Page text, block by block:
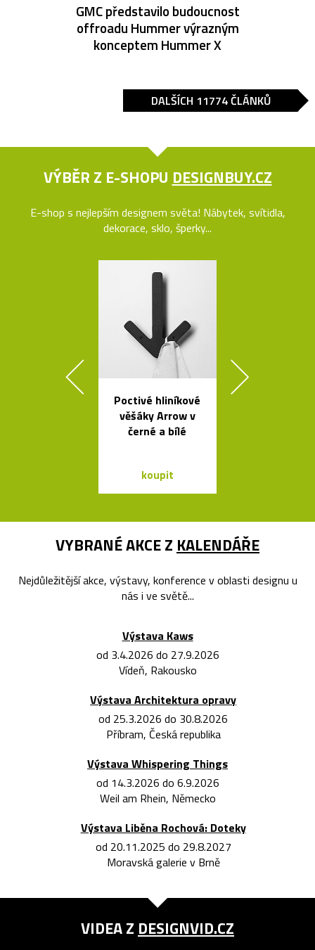
GMC představilo budoucnost
offroadu Hummer výrazným
konceptem Hummer X
DALŠÍCH 11774 ČLÁNKŮ
VÝBĚR Z E-SHOPU DESIGNBUY.CZ
E-shop s nejlepším designem světa! Nábytek, svítidla,
dekorace, sklo, šperky...
Poctivé hliníkové
věšáky Arrow v
černé a bílé
koupit
VYBRANÉ AKCE Z KALENDÁŘE
Nejdůležitější akce, výstavy, konference v oblasti designu u
nás i ve světě...
Výstava Kaws
od 3.4.2026 do 27.9.2026
Vídeň, Rakousko
Výstava Architektura opravy
od 25.3.2026 do 30.8.2026
Příbram, Česká republika
Výstava Whispering Things
od 14.3.2026 do 6.9.2026
Weil am Rhein, Německo
Výstava Liběna Rochová: Doteky
od 20.11.2025 do 29.8.2027
Moravská galerie v Brně
VIDEA Z DESIGNVID.CZ